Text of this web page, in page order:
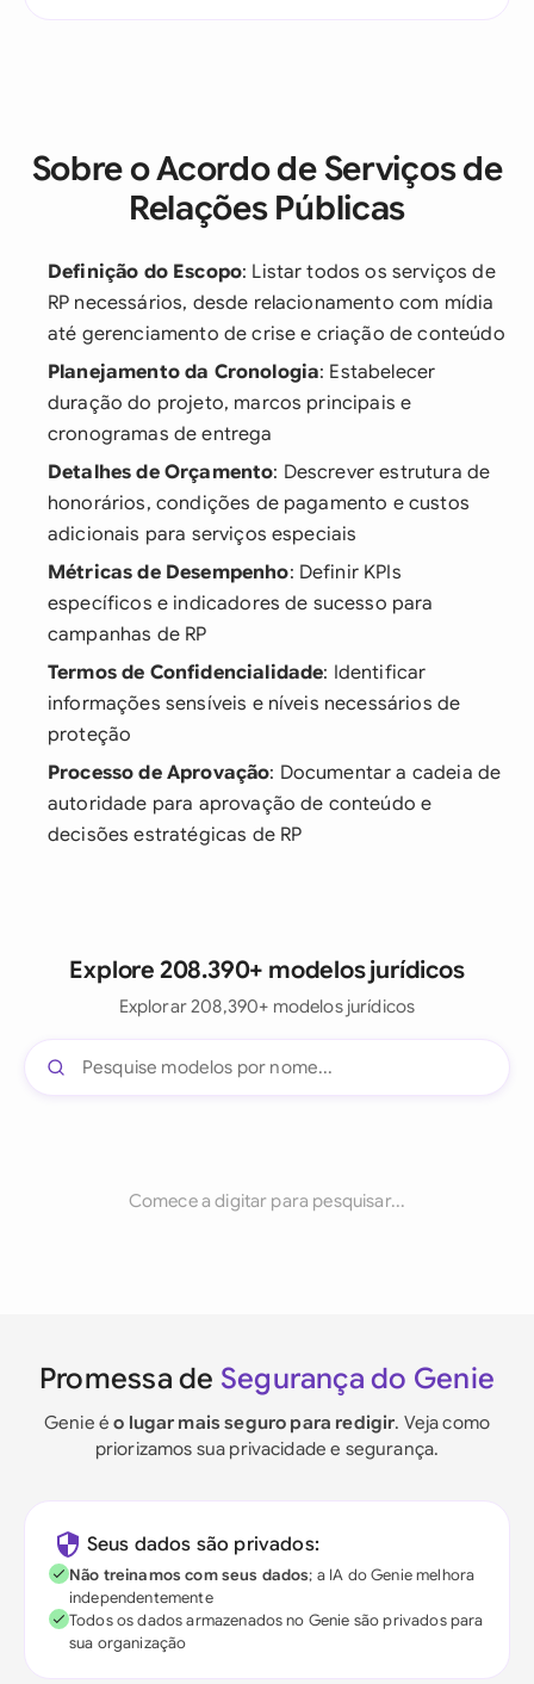
Sobre o Acordo de Serviços de
Relações Públicas
Definição do Escopo: Listar todos os serviços de
RP necessários, desde relacionamento com mídia
até gerenciamento de crise e criação de conteúdo
Planejamento da Cronologia: Estabelecer
duração do projeto, marcos principais e
cronogramas de entrega
Detalhes de Orçamento: Descrever estrutura de
honorários, condições de pagamento e custos
adicionais para serviços especiais
Métricas de Desempenho: Definir KPIs
específicos e indicadores de sucesso para
campanhas de RP
Termos de Confidencialidade: Identificar
informações sensíveis e níveis necessários de
proteção
Processo de Aprovação: Documentar a cadeia de
autoridade para aprovação de conteúdo e
decisões estratégicas de RP
Explore 208.390+ modelos jurídicos
Explorar 208,390+ modelos jurídicos
Comece a digitar para pesquisar...
Promessa de Segurança do Genie
Genie éo lugar mais seguro para redigir. Veja como
priorizamos sua privacidade e segurança.
Seus dados são privados:
Não treinamos com seus dados; a IA do Genie melhora
independentemente
Todos os dados armazenados no Genie são privados para
sua organização